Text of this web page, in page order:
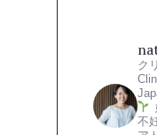
ク
不